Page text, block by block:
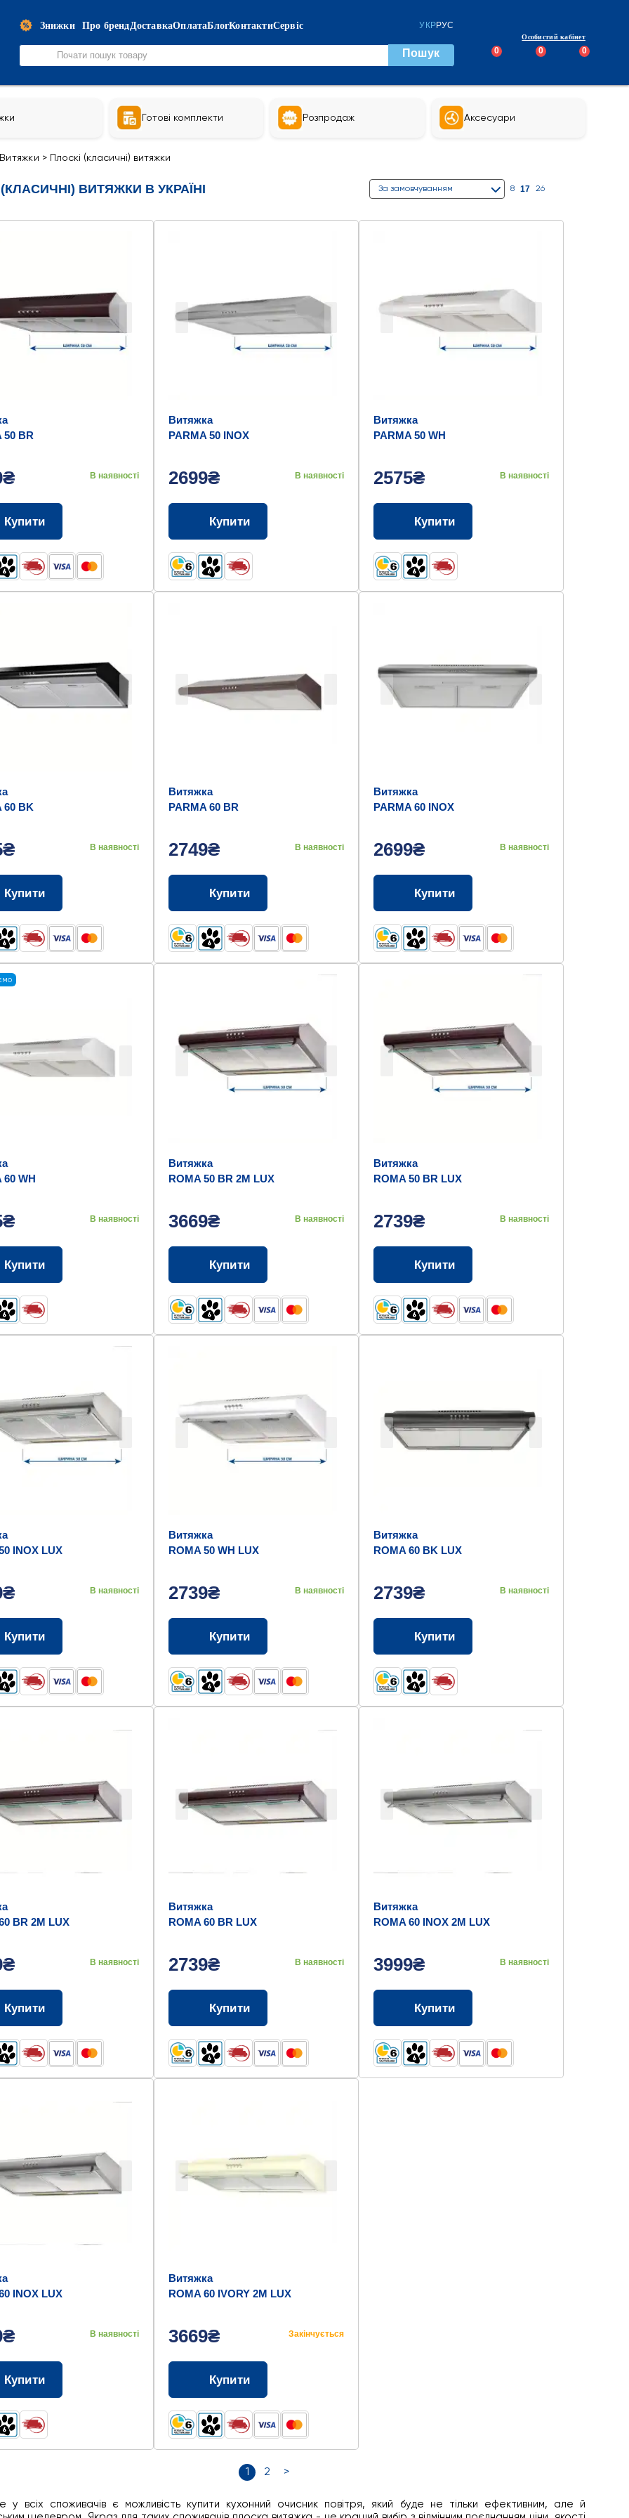
Знижки Про брендДоставкаОплатаБлогКонтактиСервіс УКРРУС
Пошук
Особистий кабінет
0 0 0
Готові комплекти Розпродаж Аксесуари
Витяжки > Плоскі (класичні) витяжки
ВИТЯЖКИ В УКРАЇНІ За замовчуванням 8 17 26
50 BR
В наявності
Купити
Витяжка
PARMA 50 INOX
2699₴ В наявності
Купити
Витяжка
PARMA 50 WH
2575₴ В наявності
Купити
60 BK
В наявності
Купити
Витяжка
PARMA 60 BR
2749₴ В наявності
Купити
Витяжка
PARMA 60 INOX
2699₴ В наявності
Купити
60 WH
В наявності
Купити
Витяжка
ROMA 50 BR 2M LUX
3669₴ В наявності
Купити
Витяжка
ROMA 50 BR LUX
2739₴ В наявності
Купити
INOX LUX
В наявності
Купити
Витяжка
ROMA 50 WH LUX
2739₴ В наявності
Купити
Витяжка
ROMA 60 BK LUX
2739₴ В наявності
Купити
BR 2M LUX
В наявності
Купити
Витяжка
ROMA 60 BR LUX
2739₴ В наявності
Купити
Витяжка
ROMA 60 INOX 2M LUX
3999₴ В наявності
Купити
INOX LUX
В наявності
Купити
Витяжка
ROMA 60 IVORY 2M LUX
3669₴ Закінчується
Купити
1 2 >
у всіх споживачів є можливість купити кухонний очисник повітря, який буде не тільки ефективним, але й